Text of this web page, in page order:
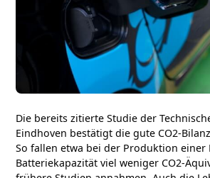
Die bereits zitierte Studie der
Eindhoven bestätigt die gute CO2-
So fallen etwa bei der Produktion einer
Batteriekapazität viel weniger CO2-